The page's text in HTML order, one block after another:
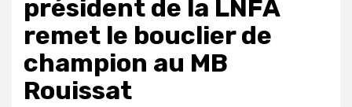
président de la LNFA
remet le bouclier de
champion au MB
Rouissat